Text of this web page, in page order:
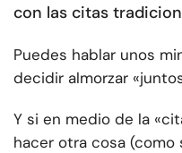
con las citas
Puedes hablar unos
decidir almorzar
Y si en medio de la
hacer otra cosa (como